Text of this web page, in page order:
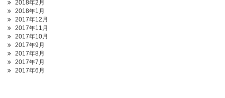
2018年2月
2018年1月
2017年12月
2017年11月
2017年10月
2017年9月
2017年8月
2017年7月
2017年6月